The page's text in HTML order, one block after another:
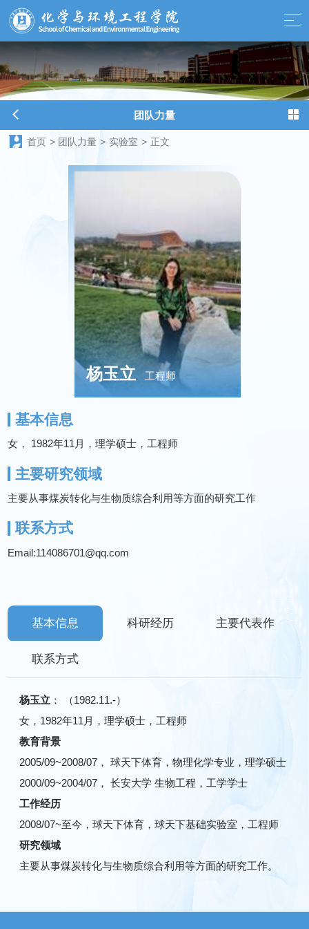
球天下-最新体育新闻、赛事报道、足球篮球资讯
团队力量
首页 > 团队力量 > 实验室 > 正文
杨玉立 工程师
基本信息
女， 1982年11月，理学硕士，工程师
主要研究领域
主要从事煤炭转化与生物质综合利用等方面的研究工作
联系方式
Email:114086701@qq.com
基本信息 科研经历 主要代表作
联系方式
杨玉立 ： （1982.11.-）
女，1982年11月，理学硕士，工程师
教育背景
2005/09~2008/07， 球天下体育，物理化学专业，理学硕士
2000/09~2004/07， 长安大学 生物工程，工学学士
工作经历
2008/07~至今，球天下体育，​球天下基础实验室，工程师
研究领域
主要从事煤炭转化与生物质综合利用等方面的研究工作。